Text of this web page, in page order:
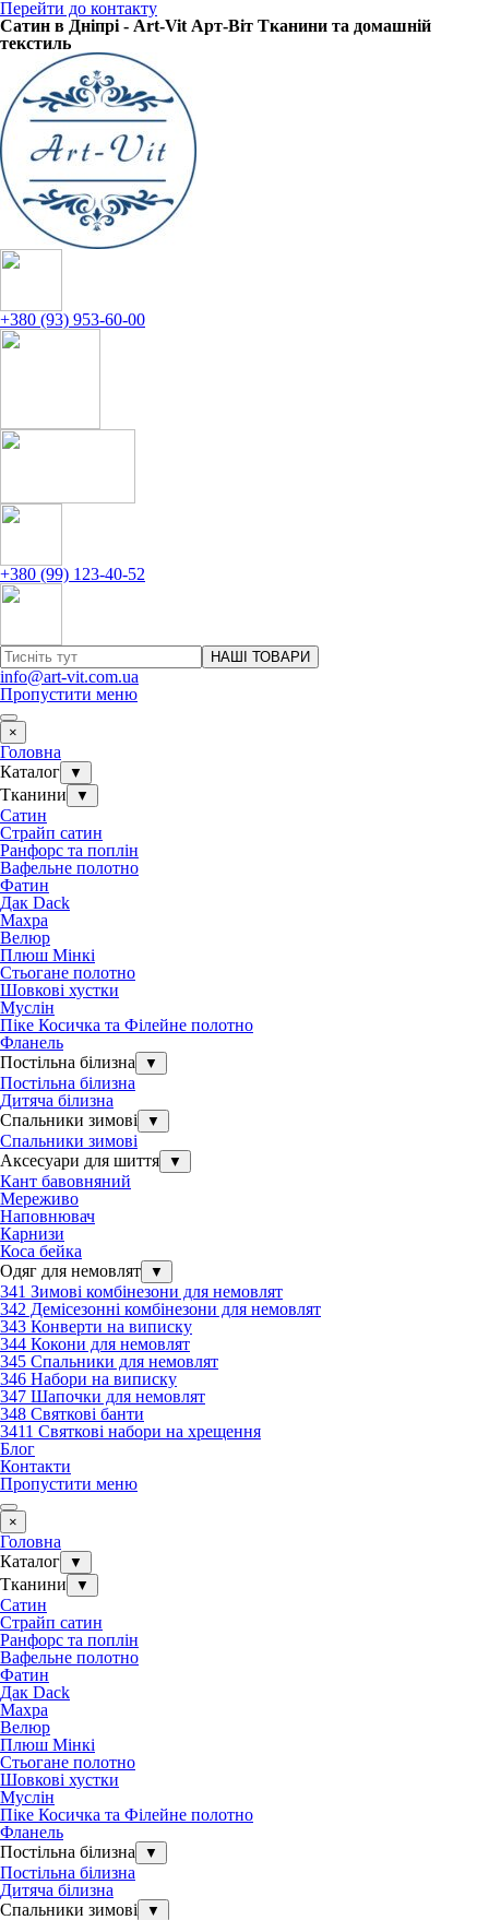
Перейти до контакту
Сатин в Дніпрі - Art-Vit Арт-Віт Тканини та домашній
текстиль
+380 (93) 953-60-00
+380 (99) 123-40-52
НАШІ ТОВАРИ
info@art-vit.com.ua
Пропустити меню
×
Головна
Каталог
▼
Тканини ▼
Сатин
Страйп сатин
Ранфорс та поплін
Вафельне полотно
Фатин
Дак Dack
Махра
Велюр
Плюш Мінкі
Стьогане полотно
Шовкові хустки
Муслін
Піке Косичка та Філейне полотно
Фланель
Постільна білизна
▼
Постільна білизна
Дитяча білизна
Спальники зимові
▼
Спальники зимові
Аксесуари для шиття
▼
Кант бавовняний
Мереживо
Наповнювач
Карнизи
Коса бейка
Одяг для немовлят
▼
341 Зимові комбінезони для немовлят
342 Демісезонні комбінезони для немовлят
343 Конверти на виписку
344 Кокони для немовлят
345 Спальники для немовлят
346 Набори на виписку
347 Шапочки для немовлят
348 Святкові банти
3411 Святкові набори на хрещення
Блог
Контакти
Пропустити меню
×
Головна
Каталог
▼
Тканини ▼
Сатин
Страйп сатин
Ранфорс та поплін
Вафельне полотно
Фатин
Дак Dack
Махра
Велюр
Плюш Мінкі
Стьогане полотно
Шовкові хустки
Муслін
Піке Косичка та Філейне полотно
Фланель
Постільна білизна
▼
Постільна білизна
Дитяча білизна
Спальники зимові
▼